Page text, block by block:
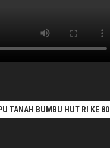
TANAH BUMBU HUT RI KE 80